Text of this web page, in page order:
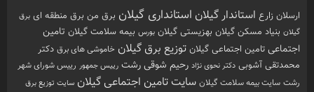
ارسلان زارع استاندار گیلان استانداری گیلان برق من برق منطقه ای برق
گیلان بنیاد مسکن گیلان بهزیستی گیلان بورس بیمه سلامت گیلان تامین
اجتماعی تامین اجتماعی گیلان توزیع برق گیلان خاموشی های برق دکتر
محمدتقی آشوبی دکتر نحوی نژاد رحیم شوقیرشت رییس جمهور رییس شورای شهر
رشت سایت بیمه سلامت گیلان سایت تامین اجتماعی گیلان سایت توزیع برق